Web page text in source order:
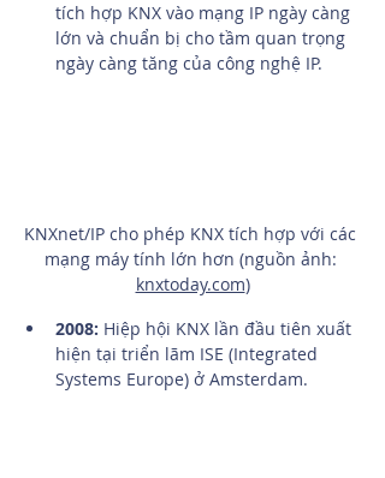
tích hợp KNX vào mạng IP ngày càng
lớn và chuẩn bị cho tầm quan trọng
ngày càng tăng của công nghệ IP.
KNXnet/IP cho phép KNX tích hợp với các
mạng máy tính lớn hơn (nguồn ảnh:
knxtoday.com)
2008: Hiệp hội KNX lần đầu tiên xuất
hiện tại triển lãm ISE (Integrated
Systems Europe) ở Amsterdam.